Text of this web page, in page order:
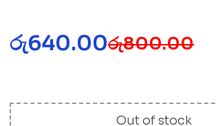
රු800.00
රු640.00
Out of stock